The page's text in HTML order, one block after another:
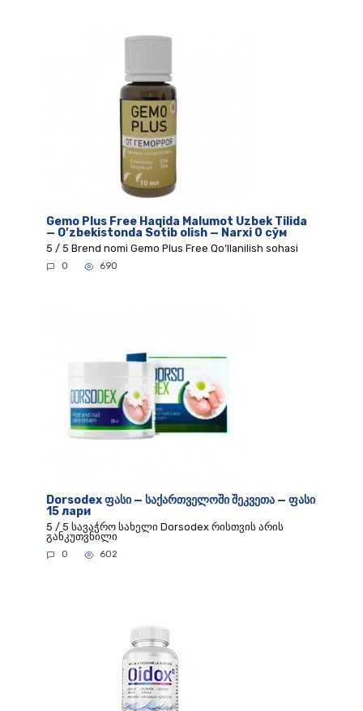
Gemo Plus Free Haqida Malumot Uzbek Tilida
— O’zbekistonda Sotib olish — Narxi 0 сўм
5 / 5 Brend nomi Gemo Plus Free Qo‘llanilish sohasi
0 690
Dorsodex ფასი — საქართველოში შეკვეთა — ფასი
15 лари
5 / 5 სავაჭრო სახელი Dorsodex რისთვის არის
განკუთვნილი
0 602